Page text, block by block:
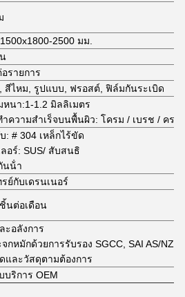
2500 มม.
รายการ
สีไหม, รูปแบบ, ฟรอสต์, ฟิล์มกันระเบิด
หนา:1-1.2 มิลลิเมตร
าความสําเร็จบนพื้นผิว: โครม / เบรช / คร
: # 304 เหล็กไร้ขัด
ลอร์: SUS/ สับสนธิ
นน้ํา
รย์กับเดรนเนอร์
นต่อเดือน
ะอลังการ
จกหมักด้วยการรับรอง SGCC, SAI AS/NZS
และวัสดุตามต้องการ
ริการ OEM